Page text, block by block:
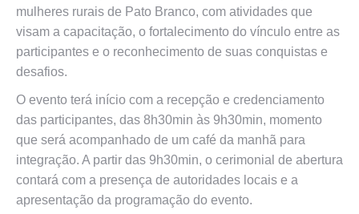
mulheres rurais de Pato Branco, com atividades que
visam a capacitação, o fortalecimento do vínculo entre as
participantes e o reconhecimento de suas conquistas e
desafios.
O evento terá início com a recepção e credenciamento
das participantes, das 8h30min às 9h30min, momento
que será acompanhado de um café da manhã para
integração. A partir das 9h30min, o cerimonial de abertura
contará com a presença de autoridades locais e a
apresentação da programação do evento.